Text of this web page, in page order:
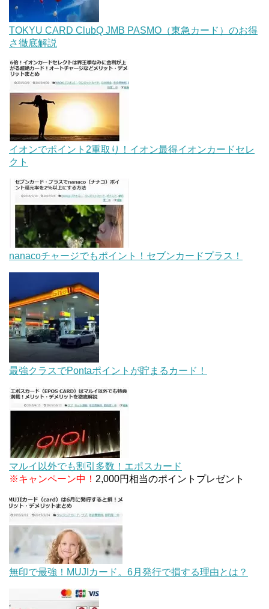
TOKYU CARD ClubQ JMB PASMO（東急カード）のお得
さ徹底解説
イオンでポイント2重取り！イオン最得イオンカードセレ
クト
nanacoチャージでもポイント！セブンカードプラス！
最強クラスでPontaポイントが貯まるカード！
マルイ以外でも割引多数！エポスカード
※キャンペーン中！ 2,000円相当のポイントプレゼント
無印で最強！MUJIカード。6月発行で損する理由とは？